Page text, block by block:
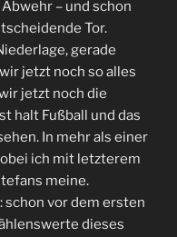
– und schon
Tor.
gerade
jetzt noch so alles
jetzt noch die
halt Fußball und das
In mehr als einer
ich mit letzterem
meine.
vor dem ersten
dieses